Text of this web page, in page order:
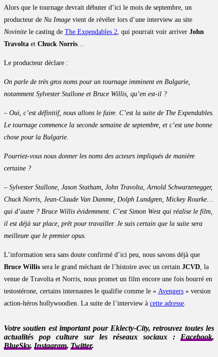
Alors que le tournage devrait débuter d’ici le mois de septembre, un
producteur de Nu Image vient de révéler lors d’une interview au site
Novinite le casting de The Expendables 2, qui pourrait voir arriver John
Travolta et Chuck Norris…
Le producteur déclare :
On parle de très gros noms pour un tournage imminent en Bulgarie,
notamment Sylvester Stallone et Bruce Willis, qu’en est-il ?
– Oui, c’est définitif, nous allons le faire. C’est la suite de The Expendables.
Le tournage commence la seconde semaine de septembre, et c’est une bonne
chose pour la Bulgarie.
Pourriez-vous nous donner les noms des acteurs impliqués de manière
certaine ?
– Sylvester Stallone, Jason Statham, John Travolta, Arnold Schwarzenegger,
Chuck Norris, Jean-Claude Van Damme, Dolph Lundgren, Mickey Rourke…
qui d’autre ? Bruce Willis évidemment. C’est Simon West qui réalise le film,
il est déjà sur place, prêt pour travailler. Je suis certain que la suite sera
meilleure que le premier opus.
L’information sera sans doute confirmé d’ici peu, nous savons déjà que
Bruce Willis sera le grand méchant de l’histoire avec un certain JCVD, la
venue de Travolta et Norris, nous promet un film encore une fois bourré en
testostérone, certains internautes le qualifie comme le « Avengers » version
action-héros hollywoodien. La suite de l’interview à cette adresse.
Votre soutien est important pour Eklecty-City, retrouvez toutes les
actualités pop culture sur les réseaux sociaux : Facebook,
BlueSky, Instagram, Twitter.